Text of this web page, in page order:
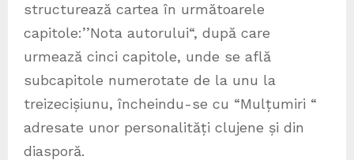
structurează cartea în următoarele
capitole:’’Nota autorului“, după care
urmează cinci capitole, unde se află
subcapitole numerotate de la unu la
treizecișiunu, încheindu-se cu “Mulțumiri “
adresate unor personalități clujene și din
diasporă.